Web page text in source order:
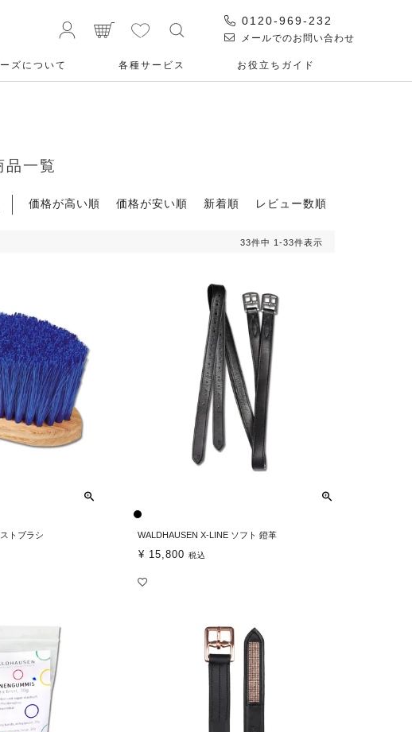
0120-969-232
メールでのお問い合わせ
ズについて 各種サービス お役⽴ちガイド
一覧
価格が高い順 価格が安い順 新着順 レビュー数順
33件中 1 -33件表示
トブラシ WALDHAUSEN X-LINE ソフト 鐙革
¥ 15,800 税込